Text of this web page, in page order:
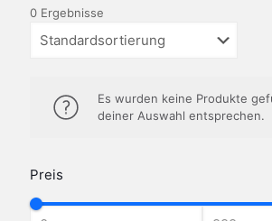
Preis
0 Ergebnisse
Es wurden keine Produkte
deiner Auswahl entsprechen.